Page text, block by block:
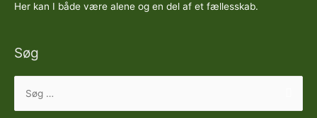
Her kan I både være alene og en del af et fællesskab.
Søg